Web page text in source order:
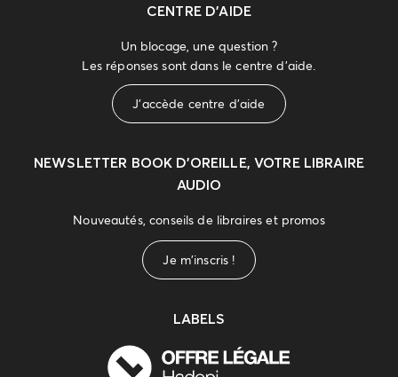
CENTRE D'AIDE
Un blocage, une question ?
Les réponses sont dans le centre d'aide.
J'accède centre d'aide
NEWSLETTER BOOK D’OREILLE, VOTRE LIBRAIRE
AUDIO
Nouveautés, conseils de libraires et promos
Je m'inscris !
LABELS